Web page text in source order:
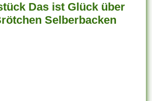
Das ist Glück über
Selberbacken